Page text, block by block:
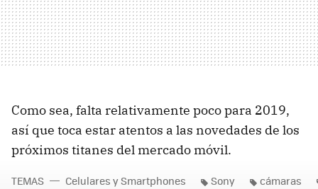
Como sea, falta relativamente poco para 2019,
así que toca estar atentos a las novedades de los
próximos titanes del mercado móvil.
TEMAS Celulares y Smartphones Sony cámaras